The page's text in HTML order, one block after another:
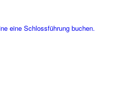
eine Schlossführung buchen.